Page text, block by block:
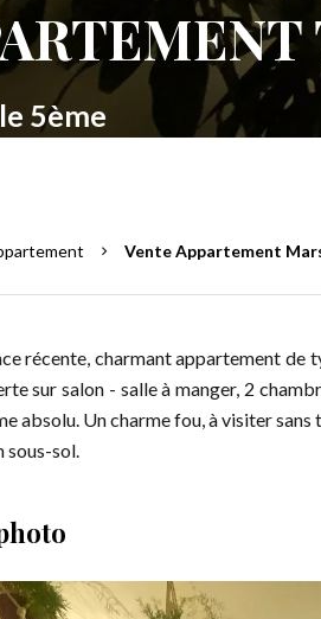
5ème
Vente Appartement
récente, charmant appartement de
sur salon - salle à manger, 2
absolu. Un charme fou, à visiter sans
sous-sol.